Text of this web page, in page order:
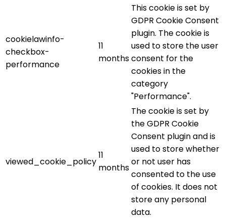
cookielawinfo-
checkbox-
performance
11
months
This cookie is set by
GDPR Cookie Consent
plugin. The cookie is
used to store the user
consent for the
cookies in the
category
"Performance".
viewed_cookie_policy
11
months
The cookie is set by
the GDPR Cookie
Consent plugin and is
used to store whether
or not user has
consented to the use
of cookies. It does not
store any personal
data.